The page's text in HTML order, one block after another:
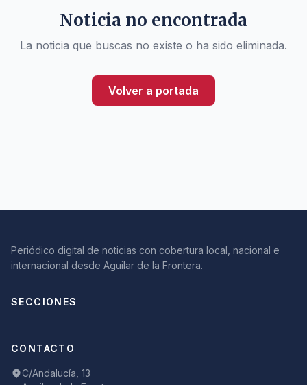
Noticia no encontrada
La noticia que buscas no existe o ha sido eliminada.
Volver a portada
Periódico digital de noticias con cobertura local, nacional e
internacional desde Aguilar de la Frontera.
SECCIONES
CONTACTO
C/Andalucía, 13